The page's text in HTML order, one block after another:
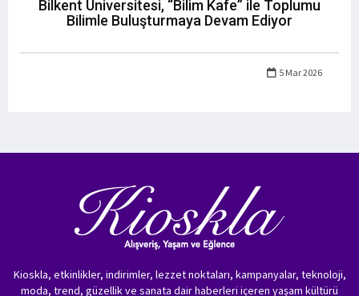
Bilkent Üniversitesi, “Bilim Kafe” ile Toplumu
Bilimle Buluşturmaya Devam Ediyor
5 Mar 2026
Kioskla, etkinlikler, indirimler, lezzet noktaları, kampanyalar, teknoloji,
moda, trend, güzellik ve sanata dair haberleri içeren yaşam kültürü